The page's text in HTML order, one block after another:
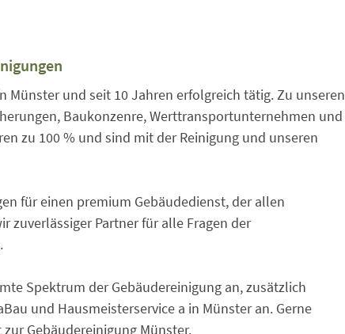
Münster und seit 10 Jahren erfolgreich tätig. Zu unseren
Baukonzenre, Werttransportunternehmen und
zu 100 % und sind mit der Reinigung und unseren
für einen premium Gebäudedienst, der allen
zuverlässiger Partner für alle Fragen der
Spektrum der Gebäudereinigung an, zusätzlich
und Hausmeisterservice a in Münster an. Gerne
Gebäudereinigung Münster.